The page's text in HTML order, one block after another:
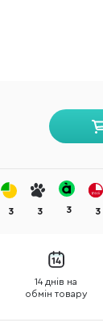
3 3 3 3
14 днів на
обмін товару